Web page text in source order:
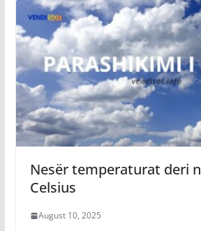
Nesër temperaturat deri
Celsius
August 10, 2025